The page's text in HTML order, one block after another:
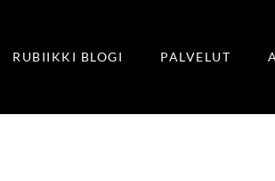
RUBIIKKI BLOGI PALVELUT